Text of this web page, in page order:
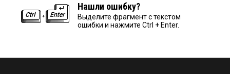
Нашли ошибку?
Выделите фрагмент с текстом
ошибки и нажмите Ctrl + Enter.